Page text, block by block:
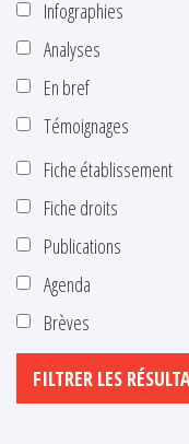
Infographies
Analyses
En bref
Témoignages
Fiche établissement
Fiche droits
Publications
Agenda
Brèves